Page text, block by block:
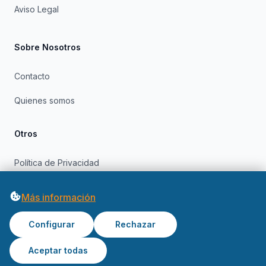
Aviso Legal
Sobre Nosotros
Contacto
Quienes somos
Otros
Política de Privacidad
© 2026 OfertasInformatica. Todos los derechos reservados.
Más información
Configurar Rechazar
Aceptar todas